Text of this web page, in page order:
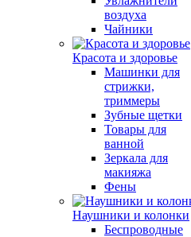
воздуха
Чайники
Красота и здоровье
Машинки для
стрижки,
триммеры
Зубные щетки
Товары для
ванной
Зеркала для
макияжа
Фены
Наушники и колонки
Беспроводные